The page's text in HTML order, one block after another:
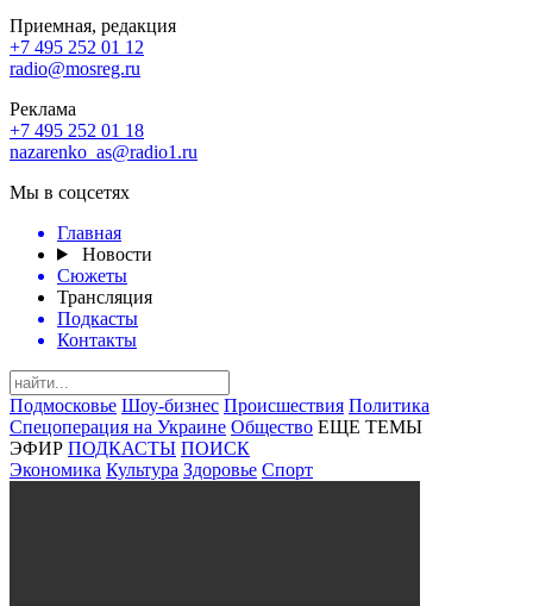
Приемная, редакция
+7 495 252 01 12
radio@mosreg.ru
Реклама
+7 495 252 01 18
nazarenko_as@radio1.ru
Мы в соцсетях
Главная
Новости
Сюжеты
Трансляция
Подкасты
Контакты
Подмосковье Шоу-бизнес Происшествия Политика
Спецоперация на Украине Общество ЕЩЕ ТЕМЫ
ЭФИР ПОДКАСТЫ ПОИСК
Экономика Культура Здоровье Спорт